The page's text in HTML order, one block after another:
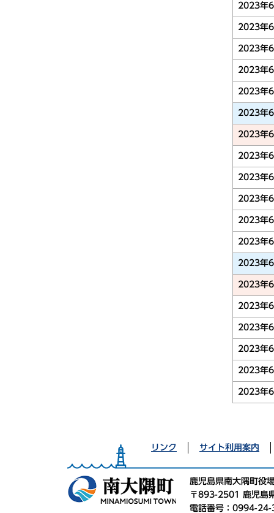
2023年
2023年
2023年
2023年
2023年
2023年
2023年
2023年
2023年
2023年
2023年
2023年
2023年
2023年
2023年
2023年
2023年
2023年
2023年
リンク サイト利用案内
鹿児島県南大隅町役
〒893-2501 鹿児島
電話番号：0994-